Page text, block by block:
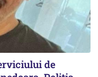
de